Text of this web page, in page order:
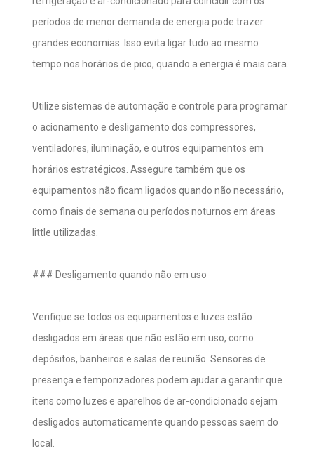
períodos de menor demanda de energia pode trazer
grandes economias. Isso evita ligar tudo ao mesmo
tempo nos horários de pico, quando a energia é mais cara.
Utilize sistemas de automação e controle para programar
o acionamento e desligamento dos compressores,
ventiladores, iluminação, e outros equipamentos em
horários estratégicos. Assegure também que os
equipamentos não ficam ligados quando não necessário,
como finais de semana ou períodos noturnos em áreas
little utilizadas.
### Desligamento quando não em uso
Verifique se todos os equipamentos e luzes estão
desligados em áreas que não estão em uso, como
depósitos, banheiros e salas de reunião. Sensores de
presença e temporizadores podem ajudar a garantir que
itens como luzes e aparelhos de ar-condicionado sejam
desligados automaticamente quando pessoas saem do
local.